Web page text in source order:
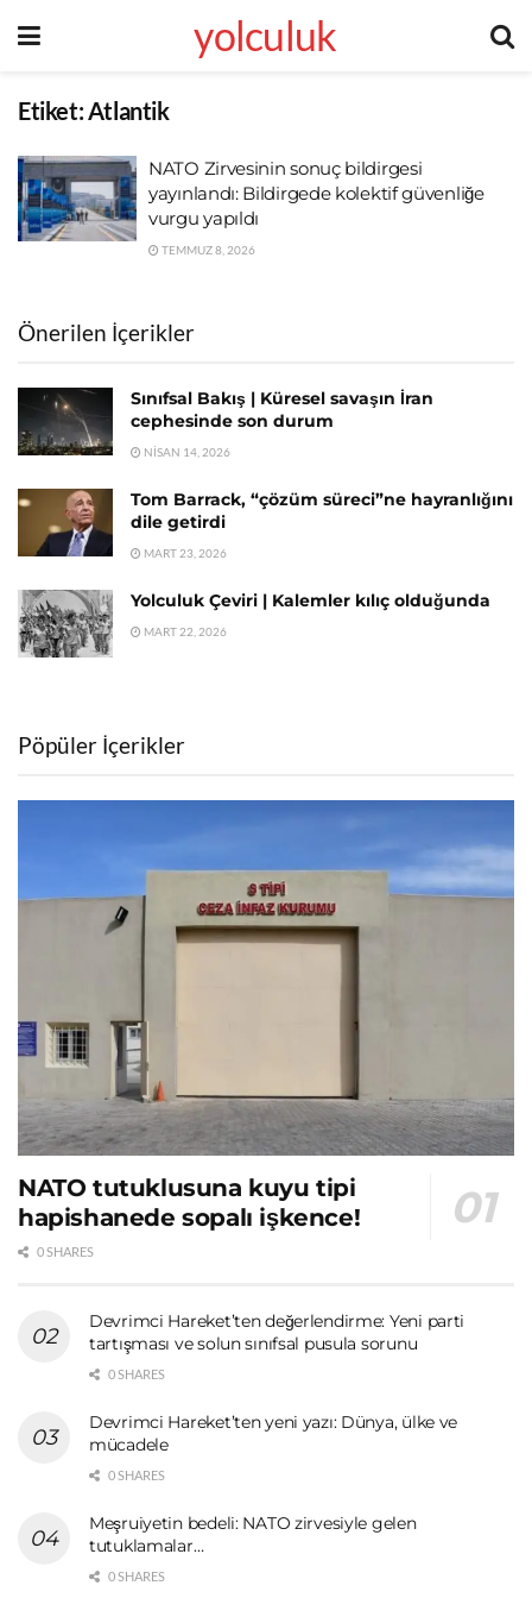
yolculuk
Etiket:Atlantik
NATO Zirvesinin sonuç bildirgesi
yayınlandı: Bildirgede kolektif güvenliğe
vurgu yapıldı
TEMMUZ 8, 2026
Önerilen İçerikler
Sınıfsal Bakış | Küresel savaşın İran
cephesinde son durum
NISAN 14, 2026
Tom Barrack, “çözüm süreci”ne hayranlığını
dile getirdi
MART 23, 2026
Yolculuk Çeviri | Kalemler kılıç olduğunda
MART 22, 2026
Pöpüler İçerikler
NATO tutuklusuna kuyu tipi
hapishanede sopalı işkence!
0 SHARES
Devrimci Hareket’ten değerlendirme: Yeni parti
tartışması ve solun sınıfsal pusula sorunu
0 SHARES
Devrimci Hareket’ten yeni yazı: Dünya, ülke ve
mücadele
0 SHARES
Meşruiyetin bedeli: NATO zirvesiyle gelen
tutuklamalar…
0 SHARES